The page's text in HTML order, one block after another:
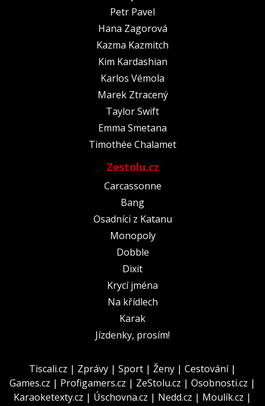
Petr Pavel
Hana Zagorová
Kazma Kazmitch
Kim Kardashian
Karlos Vémola
Marek Ztracený
Taylor Swift
Emma Smetana
Timothée Chalamet
Zestolu.cz
Carcassonne
Bang
Osadníci z Katanu
Monopoly
Dobble
Dixit
Krycí jména
Na křídlech
Karak
Jízdenky, prosím!
Tiscali.cz | Zprávy | Sport | Ženy | Cestování|
Games.cz | Profigamers.cz | ZeStolu.cz | Osobnosti.cz |
Karaoketexty.cz | Úschovna.cz | Nedd.cz | Moulík.cz |